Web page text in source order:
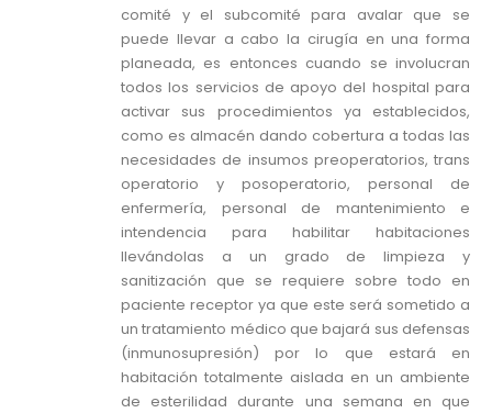
comité y el subcomité para avalar que se
puede llevar a cabo la cirugía en una forma
planeada, es entonces cuando se involucran
todos los servicios de apoyo del hospital para
activar sus procedimientos ya establecidos,
como es almacén dando cobertura a todas las
necesidades de insumos preoperatorios, trans
operatorio y posoperatorio, personal de
enfermería, personal de mantenimiento e
intendencia para habilitar habitaciones
llevándolas a un grado de limpieza y
sanitización que se requiere sobre todo en
paciente receptor ya que este será sometido a
un tratamiento médico que bajará sus defensas
(inmunosupresión) por lo que estará en
habitación totalmente aislada en un ambiente
de esterilidad durante una semana en que